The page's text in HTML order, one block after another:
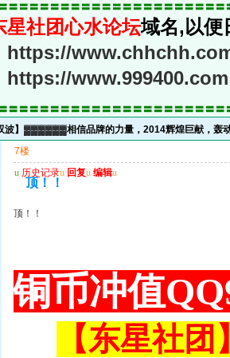
〓〓〓〓〓〓〓〓〓〓〓〓〓〓〓〓〓〓〓〓〓
星社团心水论坛域名,以便
https://
https://www.999400.com
〓〓〓〓〓〓〓〓〓〓〓〓〓〓〓〓〓〓〓〓〓
】▓▓▓▓▓▓相信品牌的力量，2014辉煌巨献，轰
7楼
u 历史记录u 回复u 编辑u
顶！！
顶！！
铜币冲值
【东星社